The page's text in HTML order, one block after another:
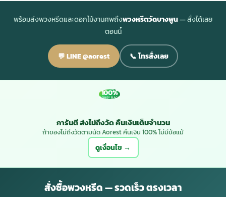
พร้อมส่งพวงหรีดและดอกไม้งานศพถึงพวงหรีดวัดบางพูน— สั่งได้เลย
ตอนนี้
💬 LINE @aorest 📞 โทรสั่งเลย
100%
MONEY BACK
การันตี ส่งไม่ถึงวัด คืนเงินเต็มจำนวน
ถ้าของไม่ถึงวัดตามนัด Aorest คืนเงิน 100% ไม่มีข้อแม้
ดูเงื่อนไข →
สั่งซื้อพวงหรีด — รวดเร็ว ตรงเวลา